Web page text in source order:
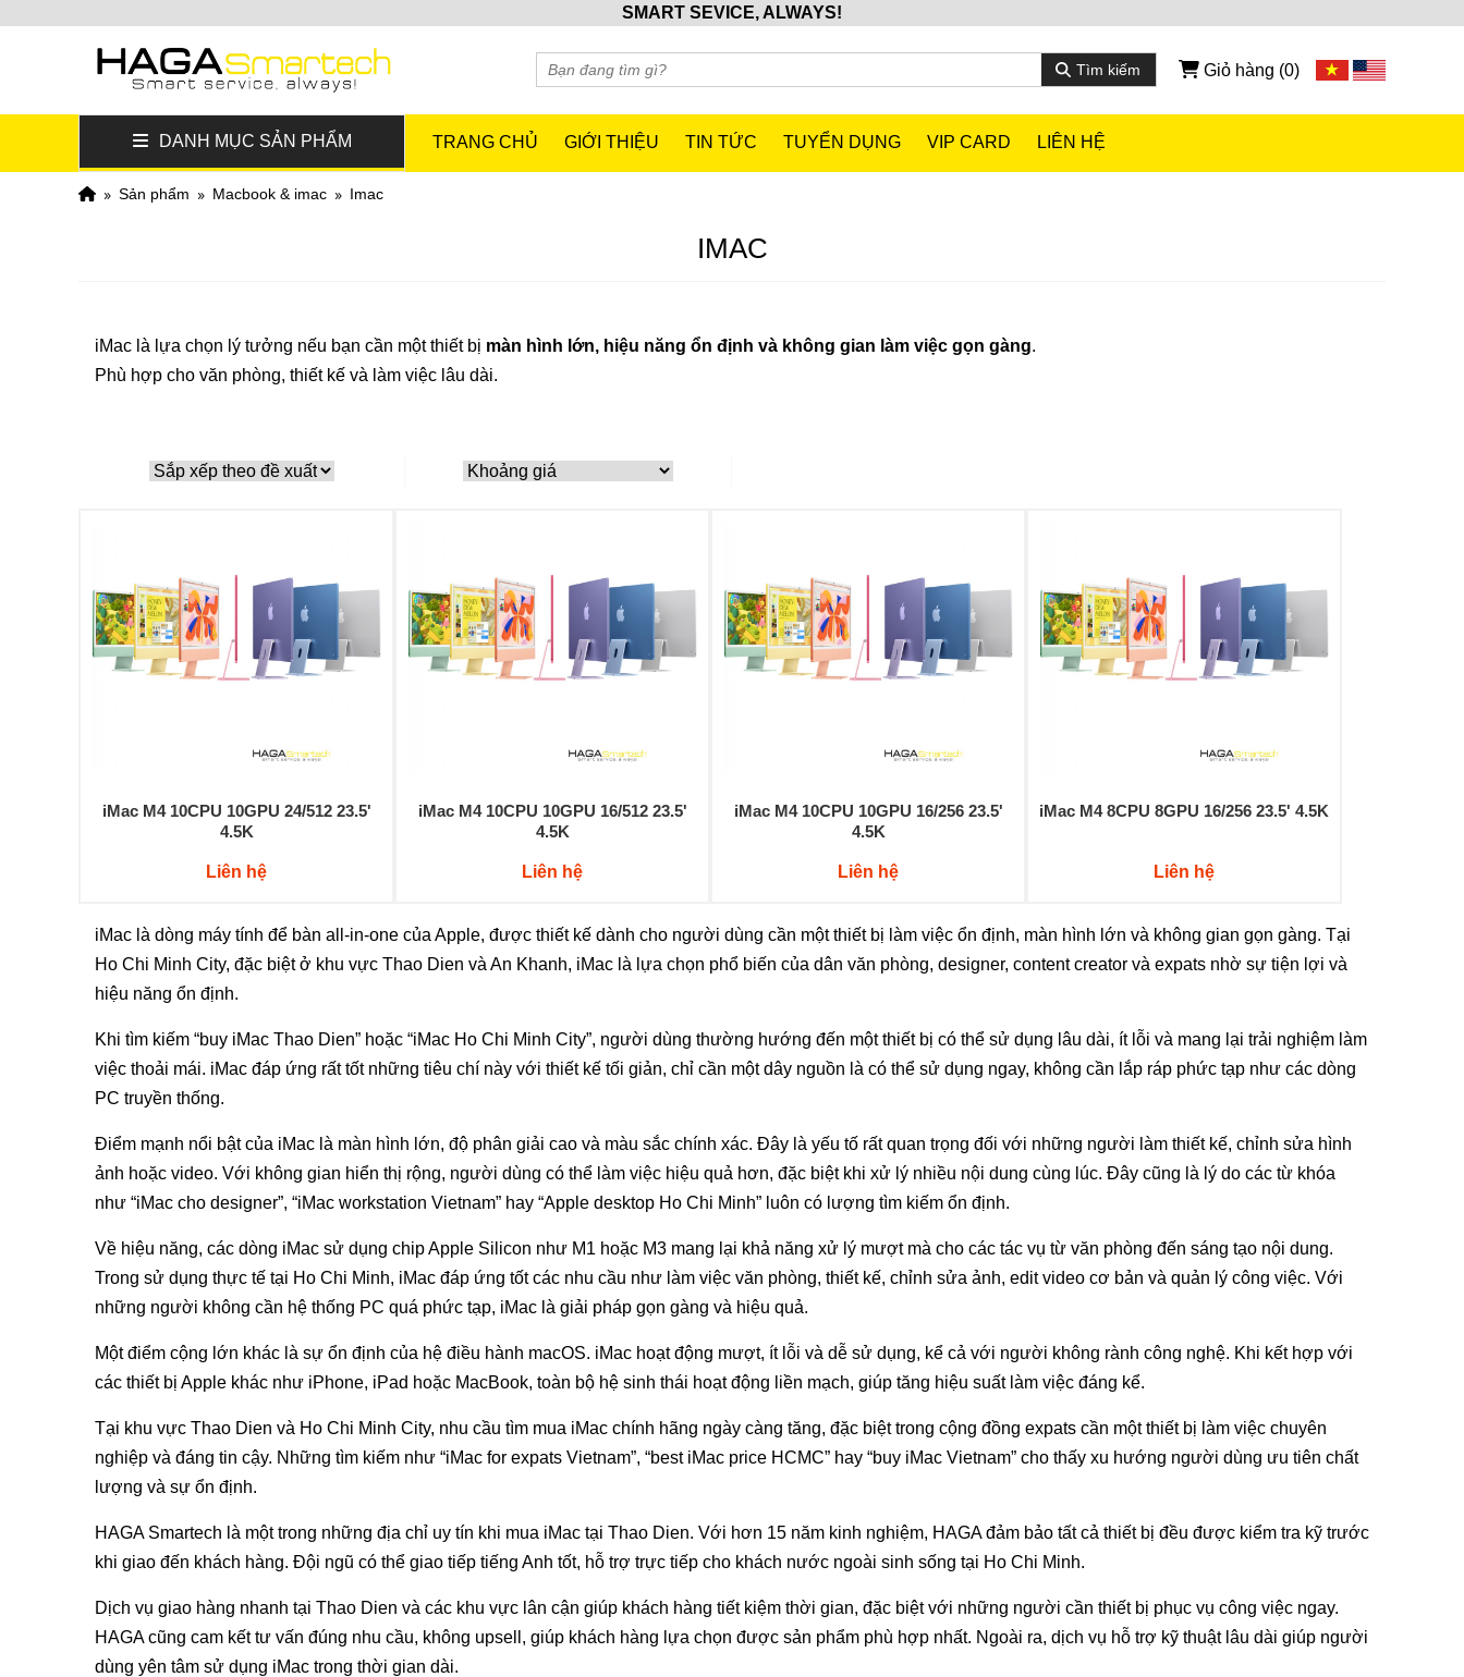
SMART SEVICE, ALWAYS!
Tìm kiếm Giỏ hàng (0)
DANH MỤC SẢN PHẨM TRANG CHỦ GIỚI THIỆU TIN TỨC TUYỂN DỤNG VIP CARD LIÊN HỆ
sản phẩm macbook & imac imac
IMAC
iMac là lựa chọn lý tưởng nếu bạn cần một thiết bị màn hình lớn, hiệu năng ổn định và không gian làm việc gọn gàng.
Phù hợp cho văn phòng, thiết kế và làm việc lâu dài.
iMac M4 10CPU 10GPU 24/512 23.5'
4.5K
Liên hệ
iMac M4 10CPU 10GPU 16/512 23.5'
4.5K
Liên hệ
iMac M4 10CPU 10GPU 16/256 23.5'
4.5K
Liên hệ
iMac M4 8CPU 8GPU 16/256 23.5' 4.5K
Liên hệ
iMac là dòng máy tính để bàn all-in-one của Apple, được thiết kế dành cho người dùng cần một thiết bị làm việc ổn định, màn hình lớn và không gian gọn gàng. Tại
Ho Chi Minh City, đặc biệt ở khu vực Thao Dien và An Khanh, iMac là lựa chọn phổ biến của dân văn phòng, designer, content creator và expats nhờ sự tiện lợi và
hiệu năng ổn định.
Khi tìm kiếm “buy iMac Thao Dien” hoặc “iMac Ho Chi Minh City”, người dùng thường hướng đến một thiết bị có thể sử dụng lâu dài, ít lỗi và mang lại trải nghiệm làm
việc thoải mái. iMac đáp ứng rất tốt những tiêu chí này với thiết kế tối giản, chỉ cần một dây nguồn là có thể sử dụng ngay, không cần lắp ráp phức tạp như các dòng
PC truyền thống.
Điểm mạnh nổi bật của iMac là màn hình lớn, độ phân giải cao và màu sắc chính xác. Đây là yếu tố rất quan trọng đối với những người làm thiết kế, chỉnh sửa hình
ảnh hoặc video. Với không gian hiển thị rộng, người dùng có thể làm việc hiệu quả hơn, đặc biệt khi xử lý nhiều nội dung cùng lúc. Đây cũng là lý do các từ khóa
như “iMac cho designer”, “iMac workstation Vietnam” hay “Apple desktop Ho Chi Minh” luôn có lượng tìm kiếm ổn định.
Về hiệu năng, các dòng iMac sử dụng chip Apple Silicon như M1 hoặc M3 mang lại khả năng xử lý mượt mà cho các tác vụ từ văn phòng đến sáng tạo nội dung.
Trong sử dụng thực tế tại Ho Chi Minh, iMac đáp ứng tốt các nhu cầu như làm việc văn phòng, thiết kế, chỉnh sửa ảnh, edit video cơ bản và quản lý công việc. Với
những người không cần hệ thống PC quá phức tạp, iMac là giải pháp gọn gàng và hiệu quả.
Một điểm cộng lớn khác là sự ổn định của hệ điều hành macOS. iMac hoạt động mượt, ít lỗi và dễ sử dụng, kể cả với người không rành công nghệ. Khi kết hợp với
các thiết bị Apple khác như iPhone, iPad hoặc MacBook, toàn bộ hệ sinh thái hoạt động liền mạch, giúp tăng hiệu suất làm việc đáng kể.
Tại khu vực Thao Dien và Ho Chi Minh City, nhu cầu tìm mua iMac chính hãng ngày càng tăng, đặc biệt trong cộng đồng expats cần một thiết bị làm việc chuyên
nghiệp và đáng tin cậy. Những tìm kiếm như “iMac for expats Vietnam”, “best iMac price HCMC” hay “buy iMac Vietnam” cho thấy xu hướng người dùng ưu tiên chất
lượng và sự ổn định.
HAGA Smartech là một trong những địa chỉ uy tín khi mua iMac tại Thao Dien. Với hơn 15 năm kinh nghiệm, HAGA đảm bảo tất cả thiết bị đều được kiểm tra kỹ trước
khi giao đến khách hàng. Đội ngũ có thể giao tiếp tiếng Anh tốt, hỗ trợ trực tiếp cho khách nước ngoài sinh sống tại Ho Chi Minh.
Dịch vụ giao hàng nhanh tại Thao Dien và các khu vực lân cận giúp khách hàng tiết kiệm thời gian, đặc biệt với những người cần thiết bị phục vụ công việc ngay.
HAGA cũng cam kết tư vấn đúng nhu cầu, không upsell, giúp khách hàng lựa chọn được sản phẩm phù hợp nhất. Ngoài ra, dịch vụ hỗ trợ kỹ thuật lâu dài giúp người
dùng yên tâm sử dụng iMac trong thời gian dài.